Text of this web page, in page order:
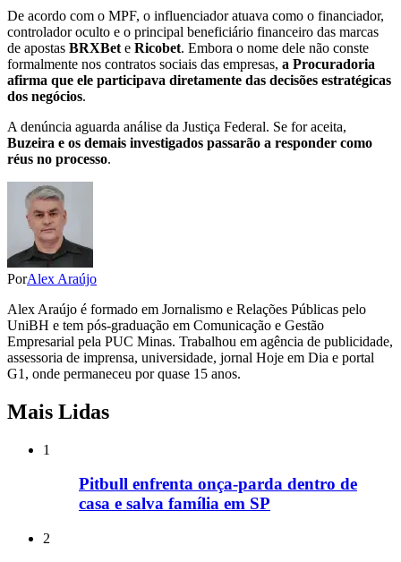
De acordo com o MPF, o influenciador atuava como o financiador,
controlador oculto e o principal beneficiário financeiro das marcas
de apostas BRXBet e Ricobet. Embora o nome dele não conste
formalmente nos contratos sociais das empresas, a Procuradoria
afirma que ele participava diretamente das decisões estratégicas
dos negócios.
A denúncia aguarda análise da Justiça Federal. Se for aceita,
Buzeira e os demais investigados passarão a responder como
réus no processo.
PorAlex Araújo
Alex Araújo é formado em Jornalismo e Relações Públicas pelo
UniBH e tem pós-graduação em Comunicação e Gestão
Empresarial pela PUC Minas. Trabalhou em agência de publicidade,
assessoria de imprensa, universidade, jornal Hoje em Dia e portal
G1, onde permaneceu por quase 15 anos.
Mais Lidas
1
Pitbull enfrenta onça-parda dentro de
casa e salva família em SP
2